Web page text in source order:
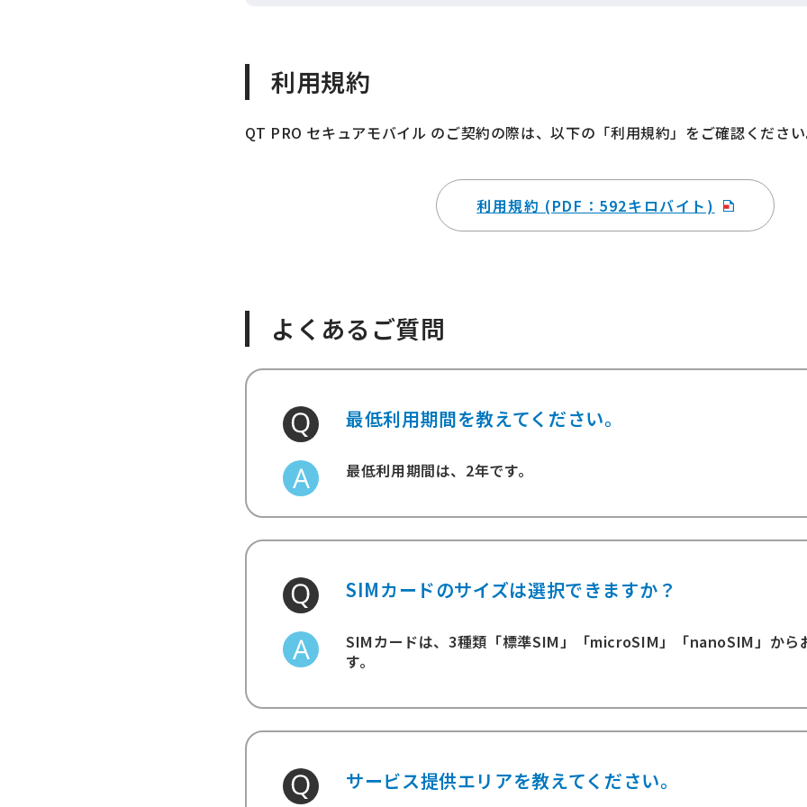
利用規約
QT PRO セキュアモバイル のご契約の際は、以下の「利用規約」をご確認くださ
利用規約 (PDF：592キロバイト)
よくあるご質問
最低利用期間を教えてください。
最低利用期間は、2年です。
SIMカードのサイズは選択できますか？
SIMカードは、3種類「標準SIM」「microSIM」「nanoSIM」から
す。
サービス提供エリアを教えてください。